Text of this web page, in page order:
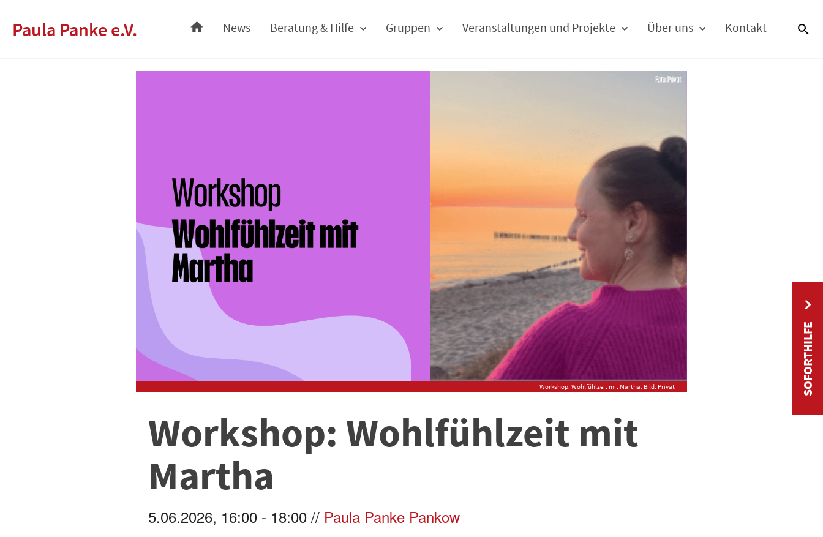
Paula Panke e.V. News Beratung & Hilfe Gruppen Veranstaltungen und Projekte Über uns Kontakt
Workshop: Wohlfühlzeit mit Martha. Bild: Privat
Workshop: Wohlfühlzeit mit
Martha
5.06.2026, 16:00 - 18:00 // Paula Panke Pankow
SOFORTHILFE